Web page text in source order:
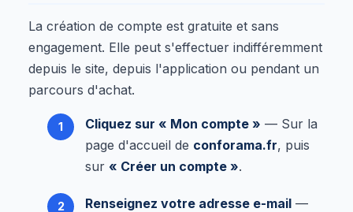
La création de compte est gratuite et sans
engagement. Elle peut s'effectuer indifféremment
depuis le site, depuis l'application ou pendant un
parcours d'achat.
Cliquez sur « Mon compte » — Sur la
page d'accueil de conforama.fr, puis
sur « Créer un compte ».
Renseignez votre adresse e-mail —